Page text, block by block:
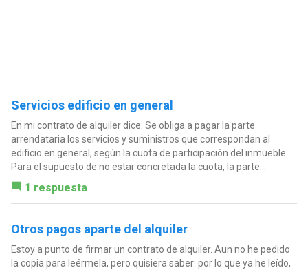
Servicios edificio en general
En mi contrato de alquiler dice: Se obliga a pagar la parte
arrendataria los servicios y suministros que correspondan al
edificio en general, según la cuota de participación del inmueble.
Para el supuesto de no estar concretada la cuota, la parte...
1 respuesta
Otros pagos aparte del alquiler
Estoy a punto de firmar un contrato de alquiler. Aun no he pedido
la copia para leérmela, pero quisiera saber: por lo que ya he leído,